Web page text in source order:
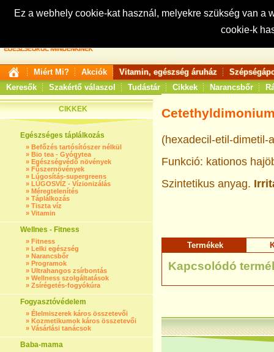
Ez a webhely cookie-kat használ, melyekre szükség van
cookie-k
Keresés:
Miért Mi? Akciók Vitamin, egészség áruház
Keresők
Szakértő válaszol Tudástár Cikkek Narancsbőr
CIKKEK
Egészséges táplálkozás
» Befőzés tartósítószer nélkül
» Bio tea - Gyógytea
» Egészségvédő növények
» Fűszernövények
» Lúgosítás-supergreens
» LÚGOSVÍZ - Vízionizálás
» Méregtelenítés
» Táplálkozás
» Tiszta víz
» Vitamin
Wellnes - Fitness
» Fitness
» Lelki egészség
» Narancsbőr
» Programok
» Ultrahangos zsírbontás
» Wellness szolgáltatások
» Zsírégetés-fogyókúra
Fogyasztóvédelem
» Élelmiszerek káros összetevői
» Kozmetikumok káros összetevői
» Vásárlási tanácsok
Baba-mama
(hexadecil-etil-dimetil-
Funkció: kationos
Szintetikus anyag.
Termékek
Kapcsolódó